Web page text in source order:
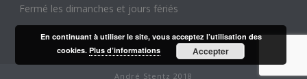
Fermé les dimanches et jours fériés
André Stentz 2018
En continuant à utiliser le site, vous acceptez l’utilisation des
cookies.Plus d’informations Accepter